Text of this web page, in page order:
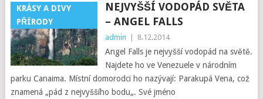
KRÁSY A DIVY
PŘÍRODY
NEJVYŠŠÍ VODOPÁD SVĚTA
– ANGEL FALLS
admin 8.12.2014
Angel Falls je nejvyšší vodopád na světě.
Najdete ho ve Venezuele v národním
parku Canaima. Místní domorodci ho nazývají: Parakupá Vena, což
znamená „pád z nejvyššího bodu„. Své jméno